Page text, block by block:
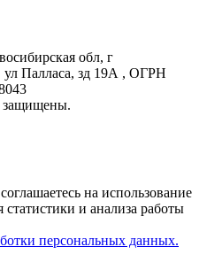
обл, г
Палласа, зд 19А , ОГРН
защищены.
на использование
и анализа работы
персональных данных.